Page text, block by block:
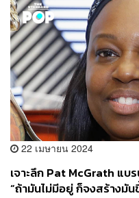
22 เมษายน 2024
เจาะลึก Pat McGrath แ
“ถ้ามันไม่มีอยู่ ก็จงสร้างมัน